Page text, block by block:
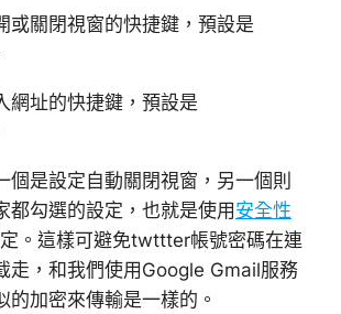
或關閉視窗的快捷鍵，預設是
網址的快捷鍵，預設是
個是設定自動關閉視窗，另一個則
都勾選的設定，也就是使用安全性
。這樣可避免twttter帳號密碼在連
走，和我們使用Google Gmail服務
的加密來傳輸是一樣的。